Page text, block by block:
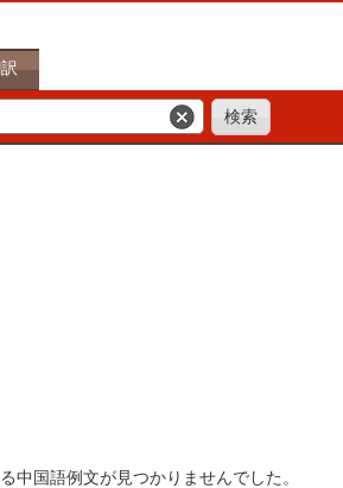
中国語例文が見つかりませんでした。